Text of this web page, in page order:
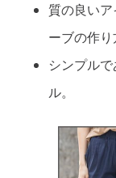
質の良い
ーブの作り
シンプル
ル。